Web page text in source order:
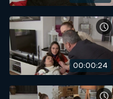
00:00:24